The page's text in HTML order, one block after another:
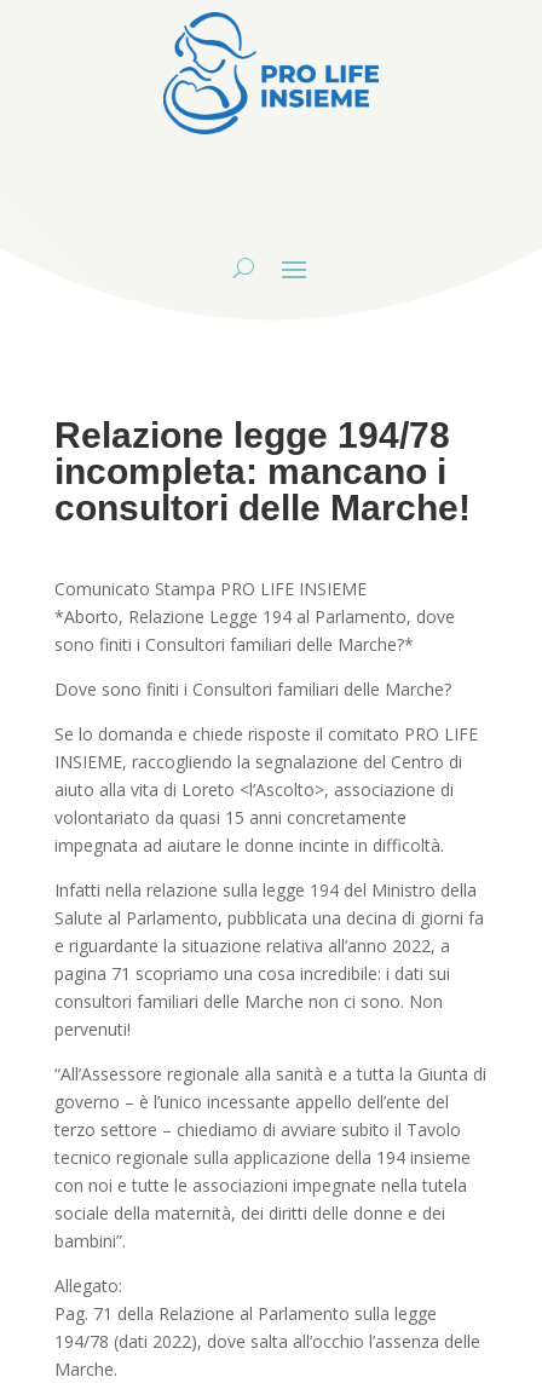
Relazione legge 194/78
incompleta: mancano i
consultori delle Marche!
Comunicato Stampa PRO LIFE INSIEME
*Aborto, Relazione Legge 194 al Parlamento, dove
sono finiti i Consultori familiari delle Marche?*
Dove sono finiti i Consultori familiari delle Marche?
Se lo domanda e chiede risposte il comitato PRO LIFE
INSIEME, raccogliendo la segnalazione del Centro di
aiuto alla vita di Loreto <l’Ascolto>, associazione di
volontariato da quasi 15 anni concretamente
impegnata ad aiutare le donne incinte in difficoltà.
Infatti nella relazione sulla legge 194 del Ministro della
Salute al Parlamento, pubblicata una decina di giorni fa
e riguardante la situazione relativa all’anno 2022, a
pagina 71 scopriamo una cosa incredibile: i dati sui
consultori familiari delle Marche non ci sono. Non
pervenuti!
“All’Assessore regionale alla sanità e a tutta la Giunta di
governo – è l’unico incessante appello dell’ente del
terzo settore – chiediamo di avviare subito il Tavolo
tecnico regionale sulla applicazione della 194 insieme
con noi e tutte le associazioni impegnate nella tutela
sociale della maternità, dei diritti delle donne e dei
bambini”.
Allegato:
Pag. 71 della Relazione al Parlamento sulla legge
194/78 (dati 2022), dove salta all’occhio l’assenza delle
Marche.